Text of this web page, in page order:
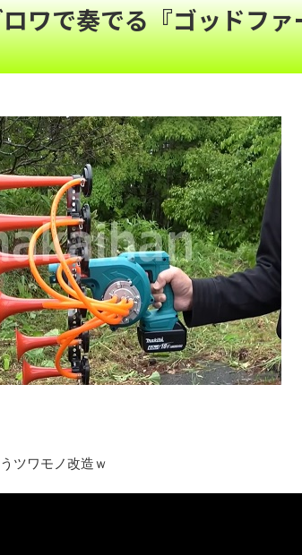
「拳闘暗黒伝セスタス」全巻70％オフほか【
外国人が溺れてしまう事故。NEW!
から性的暴行被害の女性「安心して眠りたい」
口被告(19)に無期懲役の判決NEW!
館」！NEW!
ストを打ち込んだゲームプレイ動画で当時が懐
関ドアノブの修理を頼んだら…とんでもない事
から36年 ～因果な逆転劇～
ギュアなどが当たる記念くじが登場です
じゃん
ンカを売った結果ｗｗｗ」 ほか
ワで奏でる『ゴッドフ
ツワモノ改造ｗ